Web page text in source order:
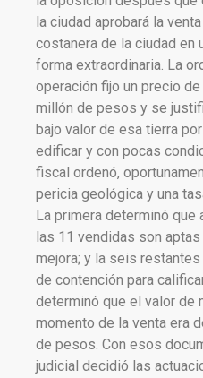
la ciudad aprobará la
costanera de la ciudad en
forma extraordinaria. La
operación fijo un precio
millón de pesos y se
bajo valor de esa tierra
edificar y con pocas
fiscal ordenó,
pericia geológica y una
La primera determinó que
las 11 vendidas son
mejora; y la seis
de contención para
determinó que el valor de
momento de la venta era
de pesos. Con esos
judicial decidió las